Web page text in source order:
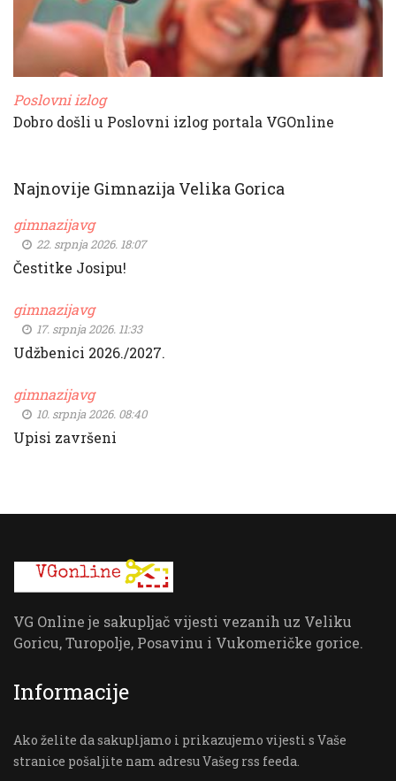
Poslovni izlog
Dobro došli u Poslovni izlog portala VGOnline
Najnovije Gimnazija Velika Gorica
gimnazijavg
22. srpnja 2026. 18:07
Čestitke Josipu!
gimnazijavg
17. srpnja 2026. 11:33
Udžbenici 2026./2027.
gimnazijavg
10. srpnja 2026. 08:40
Upisi završeni
VG Online je sakupljač vijesti vezanih uz Veliku
Goricu, Turopolje, Posavinu i Vukomeričke gorice.
Informacije
Ako želite da sakupljamo i prikazujemo vijesti s Vaše
stranice pošaljite nam adresu Vašeg rss feeda.